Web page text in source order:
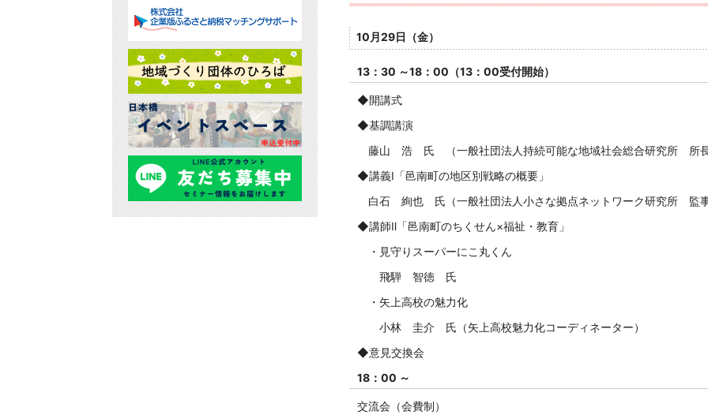
10月29日（金）
13：30 ～18：00（13：00受付開始）
◆開講式
◆基調講演
藤山 浩 氏 （一般社団法人持続可能な地域社会総合研究所 所
◆講義Ⅰ「邑南町の地区別戦略の概要」
白石 絢也 氏（一般社団法人小さな拠点ネットワーク研究所 監
◆講師Ⅱ「邑南町のちくせん×福祉・教育」
・見守りスーパーにこ丸くん
飛騨 智徳 氏
・矢上高校の魅力化
小林 圭介 氏（矢上高校魅力化コーディネーター）
◆意見交換会
18：00 ～
交流会（会費制）